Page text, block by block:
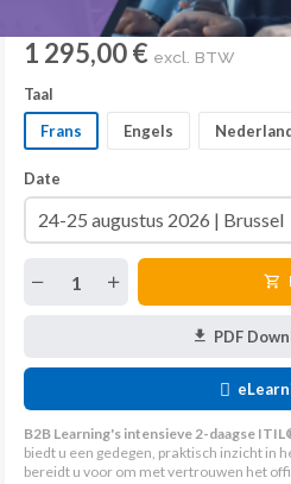
1 295,00 € excl. BTW
Taal
Frans
Engels
Date
PDF
B2B Learning's intensieve 2-daagse
biedt u een gedegen, praktisch inzicht in
bereidt u voor om met vertrouwen het